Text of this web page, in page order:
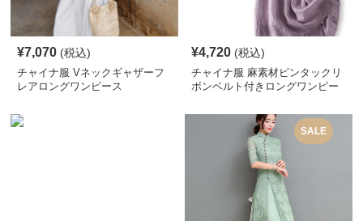
¥7,070 (税込)
チャイナ服 Vネックギャザーフ
レアロングワンピース
¥4,720 (税込)
チャイナ服 麻素材ピンタックリ
ボンベルト付きロングワンピー
SALE